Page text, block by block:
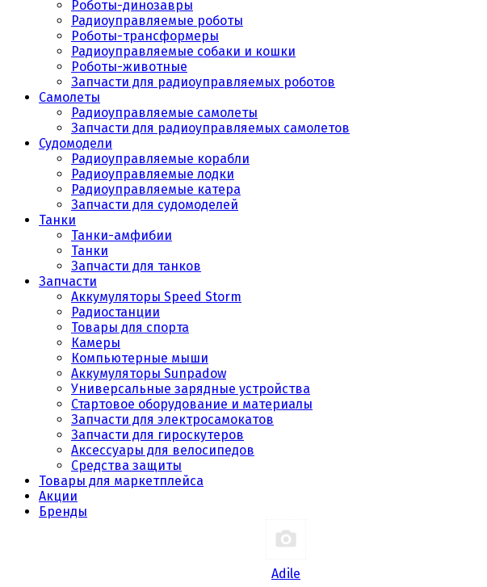
Роботы-динозавры
Радиоуправляемые роботы
Роботы-трансформеры
Радиоуправляемые собаки и кошки
Роботы-животные
Запчасти для радиоуправляемых роботов
Самолеты
Радиоуправляемые самолеты
Запчасти для радиоуправляемых самолетов
Судомодели
Радиоуправляемые корабли
Радиоуправляемые лодки
Радиоуправляемые катера
Запчасти для судомоделей
Танки
Танки-амфибии
Танки
Запчасти для танков
Запчасти
Аккумуляторы Speed Storm
Радиостанции
Товары для спорта
Камеры
Компьютерные мыши
Аккумуляторы Sunpadow
Универсальные зарядные устройства
Стартовое оборудование и материалы
Запчасти для электросамокатов
Запчасти для гироскутеров
Аксессуары для велосипедов
Средства защиты
Товары для маркетплейса
Акции
Бренды
Adile